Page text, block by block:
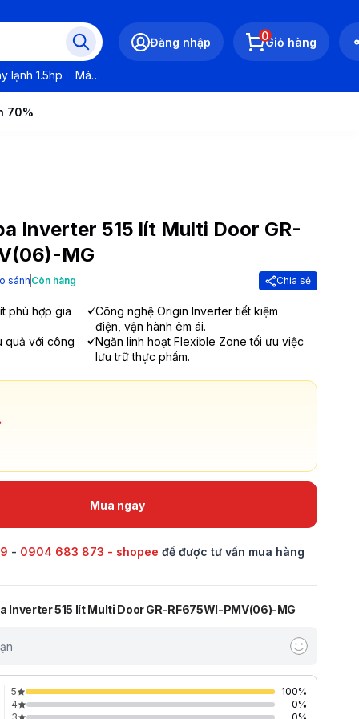
lạnh 1.5hp Máy lạnh LG
Đăng nhập 0Giỏ hàng
70%
Inverter 515 lít Multi Door GR-
MG
sánh Còn hàng Chia sẻ
phù hợp gia
Công nghệ Origin Inverter tiết kiệm
điện, vận hành êm ái.
quả với công
Ngăn linh hoạt Flexible Zone tối ưu việc
lưu trữ thực phẩm.
Mua ngay
- 0904 683 873 - shopee để được tư vấn mua hàng
Inverter 515 lít Multi Door GR-RF675WI-PMV(06)-MG
5 100%
4
0%